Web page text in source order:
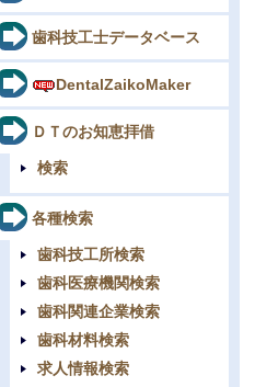
歯科技工士データベース
DentalZaikoMaker
ＤＴのお知恵拝借
検索
各種検索
歯科技工所検索
歯科医療機関検索
歯科関連企業検索
歯科材料検索
求人情報検索